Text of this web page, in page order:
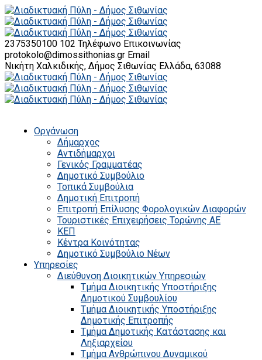
2375350100 102 Τηλέφωνο Επικοινωνίας
protokolo@dimossithonias.gr Email
Νικήτη Χαλκιδικής, Δήμος Σιθωνίας Ελλάδα, 63088
Οργάνωση
Δήμαρχος
Αντιδήμαρχοι
Γενικός Γραμματέας
Δημοτικό Συμβούλιο
Τοπικά Συμβούλια
Δημοτική Επιτροπή
Επιτροπή Επίλυσης Φορολογικών Διαφορών
Τουριστικές Επιχειρήσεις Τορώνης ΑΕ
ΚΕΠ
Κέντρα Κοινότητας
Δημοτικό Συμβούλιο Νέων
Υπηρεσίες
Διεύθυνση Διοικητικών Υπηρεσιών
Τμήμα Διοικητικής Υποστήριξης
Δημοτικού Συμβουλίου
Τμήμα Διοικητικής Υποστήριξης
Δημοτικής Επιτροπής
Τμήμα Δημοτικής Κατάστασης και
Ληξιαρχείου
Τμήμα Ανθρώπινου Δυναμικού